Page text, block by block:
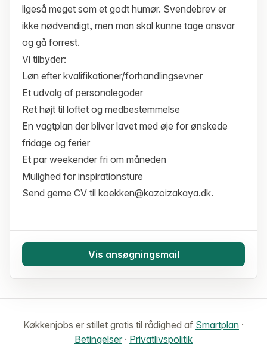
ligeså meget som et godt humør. Svendebrev er
ikke nødvendigt, men man skal kunne tage ansvar
og gå forrest.
Vi tilbyder:
Løn efter kvalifikationer/forhandlingsevner
Et udvalg af personalegoder
Ret højt til loftet og medbestemmelse
En vagtplan der bliver lavet med øje for ønskede
fridage og ferier
Et par weekender fri om måneden
Mulighed for inspirationsture
Send gerne CV til koekken@kazoizakaya.dk.
Vis ansøgningsmail
Køkkenjobs er stillet gratis til rådighed af Smartplan ·
Betingelser · Privatlivspolitik